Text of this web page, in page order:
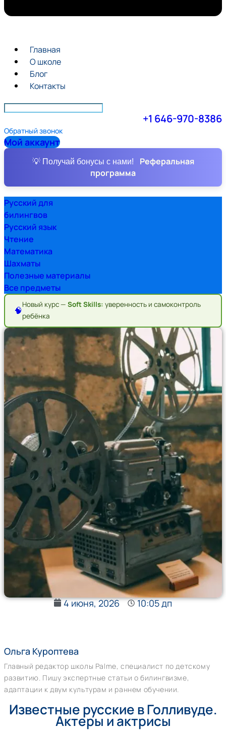
Главная
О школе
Блог
Контакты
+1 646-970-8386
Обратный звонок
Мой аккаунт
💡 Получай бонусы с нами!
Реферальная
программа
Русский для
билингвов
Русский язык
Чтение
Математика
Шахматы
Полезные материалы
Все предметы
🧠
Новый курс — Soft Skills: уверенность и самоконтроль
ребёнка
4 июня, 2026 10:05 дп
Ольга Куроптева
Главный редактор школы Palme, специалист по детскому
развитию. Пишу экспертные статьи о билингвизме,
адаптации к двум культурам и раннем обучении.
Известные русские в Голливуде.
Актеры и актрисы